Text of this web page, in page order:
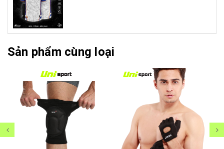
Sản phẩm cùng loại